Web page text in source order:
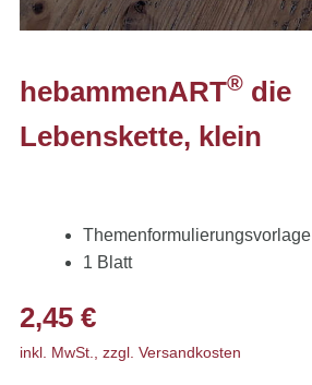
hebammenART® die
Lebenskette, klein
Themenformulierungsvorlage
1 Blatt
2,45 €
inkl. MwSt., zzgl. Versandkosten